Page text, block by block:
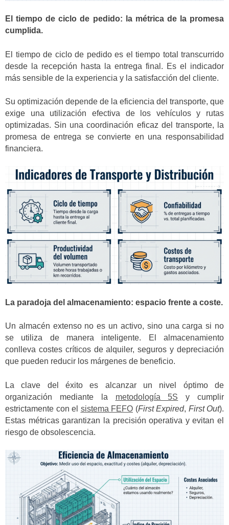
El tiempo de ciclo de pedido: la métrica de la promesa
cumplida.
El tiempo de ciclo de pedido es el tiempo total transcurrido
desde la recepción hasta la entrega final. Es el indicador
más sensible de la experiencia y la satisfacción del cliente.
Su optimización depende de la eficiencia del transporte, que
exige una utilización efectiva de los vehículos y rutas
optimizadas. Sin una coordinación eficaz del transporte, la
promesa de entrega se convierte en una responsabilidad
financiera.
La paradoja del almacenamiento: espacio frente a coste.
Un almacén extenso no es un activo, sino una carga si no
se utiliza de manera inteligente. El almacenamiento
conlleva costes críticos de alquiler, seguros y depreciación
que pueden reducir los márgenes de beneficio.
La clave del éxito es alcanzar un nivel óptimo de
organización mediante la metodología 5S y cumplir
estrictamente con el sistema FEFO (First Expired, First Out).
Estas métricas garantizan la precisión operativa y evitan el
riesgo de obsolescencia.